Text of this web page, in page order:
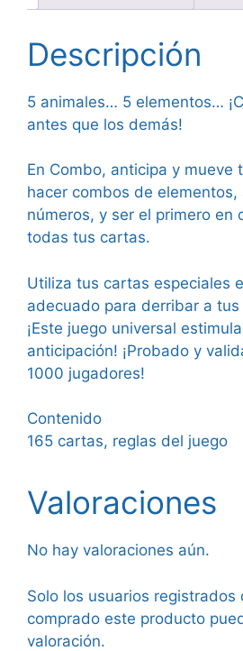
Descripción
5 animales… 5 elementos…
antes que los demás!
En Combo, anticipa y mueve
hacer combos de elementos,
números, y ser el primero en
todas tus cartas.
Utiliza tus cartas especiales
adecuado para derribar a
¡Este juego universal
anticipación! ¡Probado y
1000 jugadores!
Contenido
165 cartas, reglas del juego
Valoraciones
No hay valoraciones aún.
Solo los usuarios registrados
comprado este producto
valoración.